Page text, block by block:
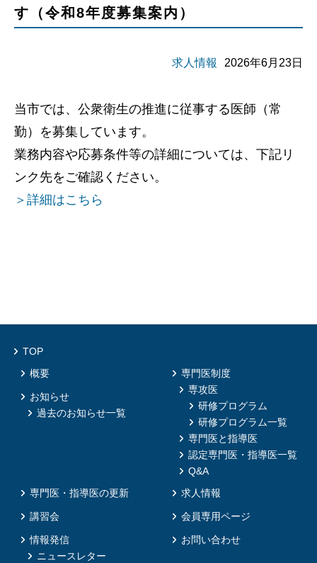
す（令和8年度募集案内）
求人情報 2026年6月23日
当市では、公衆衛生の推進に従事する医師（常
勤）を募集しています。
業務内容や応募条件等の詳細については、下記リ
ンク先をご確認ください。
＞詳細はこちら
TOP
概要
お知らせ
過去のお知らせ一覧
専門医制度
専攻医
研修プログラム
研修プログラム一覧
専門医と指導医
認定専門医・指導医一覧
Q&A
専門医・指導医の更新
講習会
情報発信
ニュースレター
求人情報
会員専用ページ
お問い合わせ